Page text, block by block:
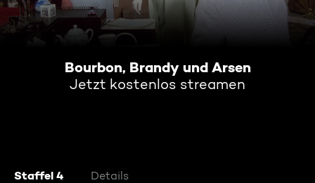
Bourbon, Brandy und Arsen
Jetzt kostenlos streamen
Staffel 4 Details